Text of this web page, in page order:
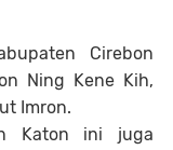
Cirebon
Ning Kene Kih,
Imron.
Katon ini juga